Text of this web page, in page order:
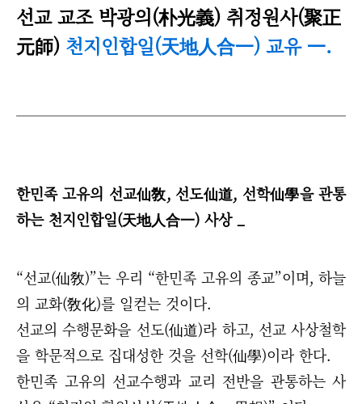
선교 교조 박광의(朴光義) 취정원사(聚正
元師) 천지인합일(天地人合一) 교유 一.
한민족 고유의 선교仙敎, 선도仙道, 선학仙學을 관통
하는 천지인합일(天地人合一) 사상 _
“선교(仙敎)”는 우리 “한민족 고유의 종교”이며, 하늘
의 교화(敎化)를 일컫는 것이다.
선교의 수행문화을 선도(仙道)라 하고, 선교 사상철학
을 학문적으로 집대성한 것을 선학(仙學)이라 한다.
한민족 고유의 선교수행과 교리 전반을 관통하는 사